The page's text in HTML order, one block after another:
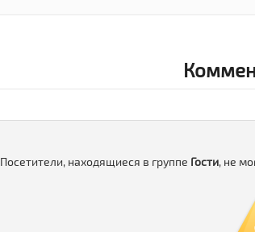
Посетители, находящиеся в группе Гости, не